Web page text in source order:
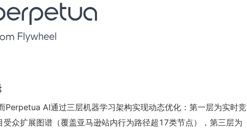
Perpetua AI通过三层机器学习架构实现动态优化：第一层为实时竞
众扩展图谱（覆盖亚马逊站内行为路径超17类节点），第三层为